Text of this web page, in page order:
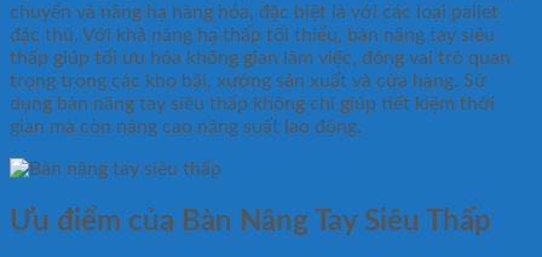
chuyển và nâng hạ hàng hóa, đặc biệt là với các loại pallet
đặc thù. Với khả năng hạ thấp tối thiểu, bàn nâng tay siêu
thấp giúp tối ưu hóa không gian làm việc, đóng vai trò quan
trọng trong các kho bãi, xưởng sản xuất và cửa hàng. Sử
dụng bàn nâng tay siêu thấp không chỉ giúp tiết kiệm thời
gian mà còn nâng cao năng suất lao động.
Ưu điểm của Bàn Nâng Tay Siêu Thấp